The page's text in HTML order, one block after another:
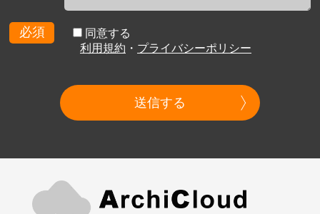
必須
同意する
利用規約 ・ プライバシーポリシー
送信する